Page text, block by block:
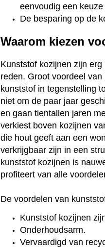
eenvoudig een
De besparing op de
Waarom kiezen
Kunststof kozijnen zijn
reden. Groot voordeel
kunststof in tegenstelling
niet om de paar jaar
en gaan tientallen jaren
verkiest boven kozijnen
die hout geeft aan een
verkrijgbaar zijn in een
kunststof kozijnen is
profiteert van alle
De voordelen van
Kunststof kozijnen
Onderhoudsarm.
Vervaardigd van